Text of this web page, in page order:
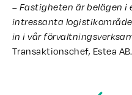
– Fastigheten är belägen i
intressanta
in i vår
Transaktionschef, Estea AB.